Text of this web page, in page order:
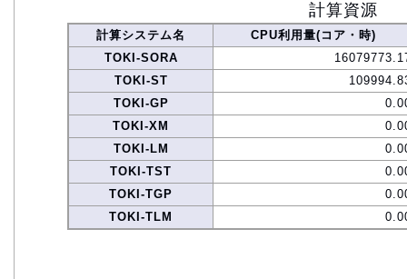
計算資源
計算システム名
CPU利用量(コア・時)
TOKI-SORA
TOKI-ST
TOKI-GP
TOKI-XM
TOKI-LM
TOKI-TST
TOKI-TGP
TOKI-TLM